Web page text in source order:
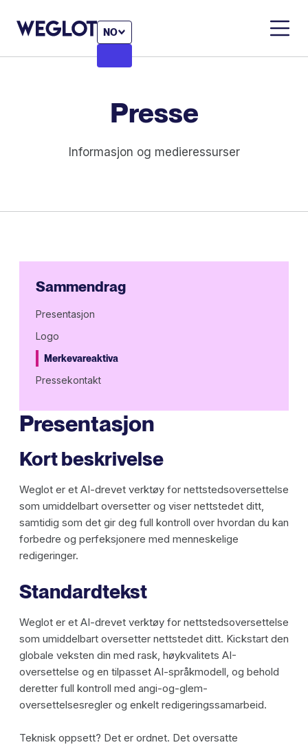
NO
Presse
Informasjon og medieressurser
Presentasjon
Kort beskrivelse
Weglot er et AI-drevet verktøy for nettstedsoversettelse
som umiddelbart oversetter og viser nettstedet ditt,
samtidig som det gir deg full kontroll over hvordan du kan
forbedre og perfeksjonere med menneskelige
redigeringer.
Standardtekst
Weglot er et AI-drevet verktøy for nettstedsoversettelse
som umiddelbart oversetter nettstedet ditt. Kickstart den
globale veksten din med rask, høykvalitets AI-
oversettelse og en tilpasset AI-språkmodell, og behold
deretter full kontroll med angi-og-glem-
oversettelsesregler og enkelt redigeringssamarbeid.
Teknisk oppsett? Det er ordnet. Det oversatte
Sammendrag
Presentasjon
Logo
Merkevareaktiva
Pressekontakt